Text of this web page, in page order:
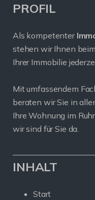
PROFIL
Als kompetenter
stehen wir Ihnen
Ihrer Immobilie
Mit umfassendem
beraten wir Sie in
Ihre Wohnung im
wir sind für Sie da.
INHALT
Start